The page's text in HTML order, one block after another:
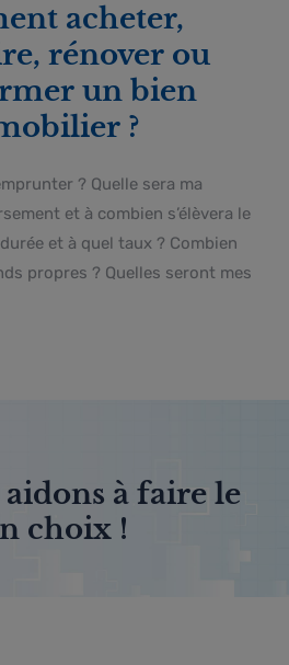
acheter,
rénover ou
un bien
?
? Quelle sera ma
et à combien s’élèvera le
et à quel taux ? Combien
propres ? Quelles seront mes
aidons à faire le
choix !